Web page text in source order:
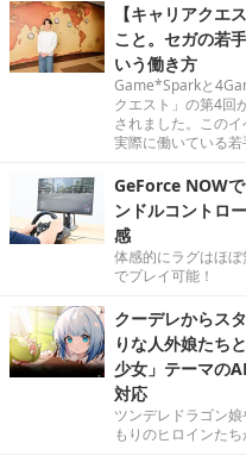
【キャリアクエ
こと。セガの若
いう働き方
Game*Sparkと
クエスト」の第4回
されました。この
実際に働いている若
GeForce NOW
ンドルコントロ
感
体感的にラグはほ
でプレイ可能！
クーデレからス
りな人外娘たち
少女」テーマの
対応
ツンデレドラゴン
もりのヒロインたち